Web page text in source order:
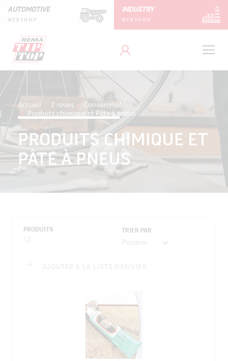
AUTOMOTIVE
WEBSHOP
INDUSTRY
WEBSHOP
Accueil 2 roues
Consommables
Produits chimique et Pâte à pneus
PRODUITS CHIMIQUE ET
PÂTE À PNEUS
PRODUITS
12
TRIER PAR